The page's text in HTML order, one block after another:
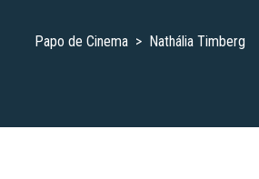
Papo de Cinema > Nathália Timberg